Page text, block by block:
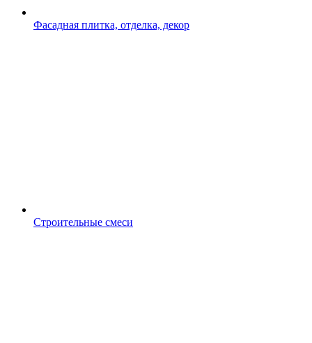
Фасадная плитка, отделка, декор
Строительные смеси